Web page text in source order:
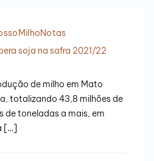
MilhoNotas
soja na safra 2021/22
de milho em Mato
totalizando 43,8 milhões de
de toneladas a mais, em
[…]